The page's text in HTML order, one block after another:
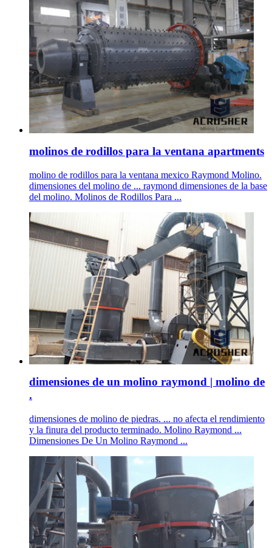
molinos de rodillos para la ventana apartments
molino de rodillos para la ventana mexico Raymond Molino.
dimensiones del molino de ... raymond dimensiones de la base
del molino. Molinos de Rodillos Para ...
dimensiones de un molino raymond | molino de
.
dimensiones de molino de piedras. ... no afecta el rendimiento
y la finura del producto terminado. Molino Raymond ...
Dimensiones De Un Molino Raymond ...